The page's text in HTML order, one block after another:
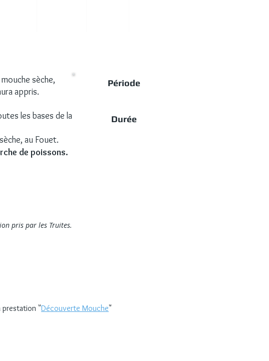
sèche,
appris.
les bases de la
au Fouet.
de poissons.
pris par les Truites.
prestation "Découverte Mouche"
Période
​Durée